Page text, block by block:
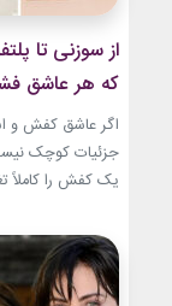
از سوزنی تا
که هر عاشق
اگر عاشق کفش و
جزئیات کوچک
یک کفش را کاملاً
مدرن یا حتی
شناخت انواع
هوشمندانه‌تر